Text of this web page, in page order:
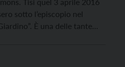
sotto l’episcopio nel
È una delle tante